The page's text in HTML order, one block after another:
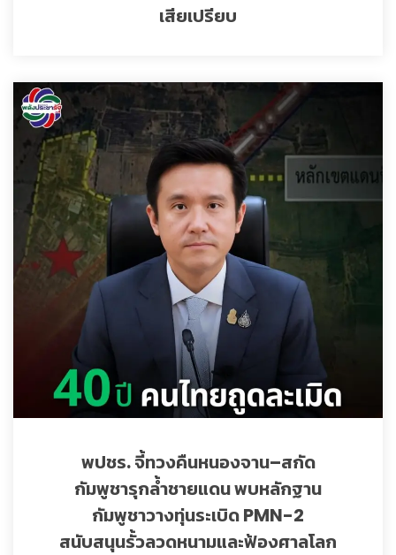
เสียเปรียบ
พปชร. จี้ทวงคืนหนองจาน–สกัด
กัมพูชารุกล้ำชายแดน พบหลักฐาน
กัมพูชาวางทุ่นระเบิด PMN-2
สนับสนุนรั้วลวดหนามและฟ้องศาลโลก